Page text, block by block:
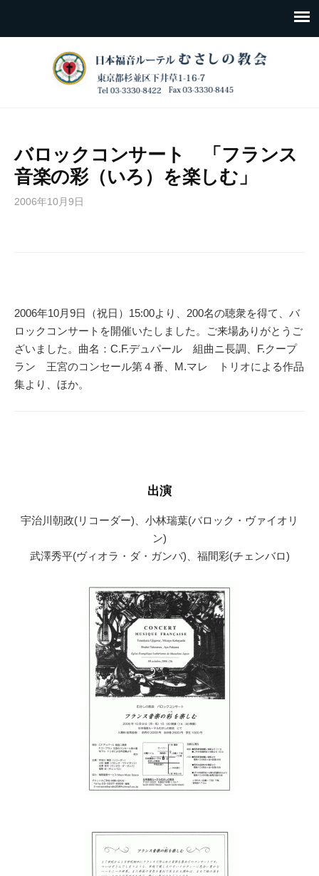
バロックコンサート 「フランス
音楽の彩（いろ）を楽しむ」
2006年10月9日
2006年10月9日（祝日）15:00より、200名の聴衆を得て、バ
ロックコンサートを開催いたしました。ご来場ありがとうご
ざいました。曲名：C.F.デュパール 組曲ニ長調、F.クープ
ラン 王宮のコンセール第４番、M.マレ トリオによる作品
集より、ほか。
出演
宇治川朝政(リコーダー)、小林瑞葉(バロック・ヴァイオリ
ン)
武澤秀平(ヴィオラ・ダ・ガンバ)、福間彩(チェンバロ)